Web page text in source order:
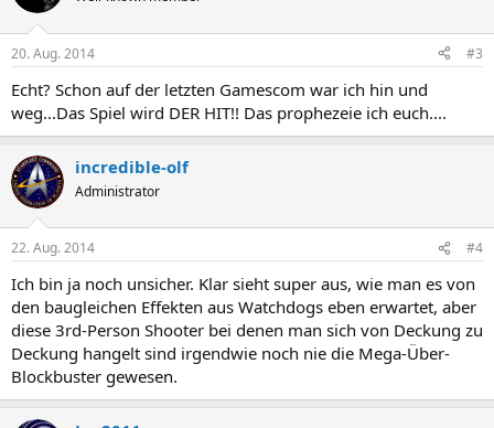
20. Aug. 2014 #3
Echt? Schon auf der letzten Gamescom war ich hin und
weg...Das Spiel wird DER HIT!! Das prophezeie ich euch....
incredible-olf
Administrator
22. Aug. 2014 #4
Ich bin ja noch unsicher. Klar sieht super aus, wie man es von
den baugleichen Effekten aus Watchdogs eben erwartet, aber
diese 3rd-Person Shooter bei denen man sich von Deckung zu
Deckung hangelt sind irgendwie noch nie die Mega-Über-
Blockbuster gewesen.